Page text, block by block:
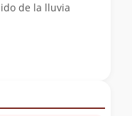
de la lluvia